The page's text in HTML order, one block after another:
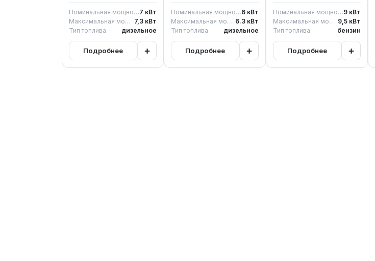
Номинальная мощность7 кВт
Максимальная мощность генератора 7,3 кВт
Тип топлива
дизельное
Подробнее +
Номинальная мощность6 кВт
Максимальная мощность генератора 6.3 кВт
Тип топлива
дизельное
Подробнее +
Номинальная мощность9 кВт
Максимальная мощность генератора 9,5 кВт
Тип топлива
бензин
Подробнее +